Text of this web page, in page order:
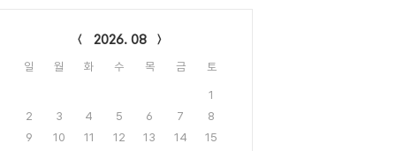
2026. 08
일 월 화 수 목 금 토
1
2
3 4 5 6 7
8
9
10 11 12 13 14
15